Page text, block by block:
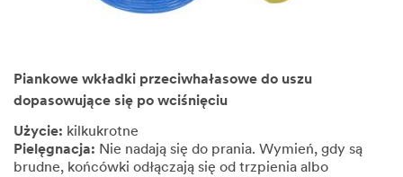
Piankowe wkładki przeciwhałasowe do uszu
dopasowujące się po wciśnięciu
Użycie: kilkukrotne
Pielęgnacja: Nie nadają się do prania. Wymień, gdy są
brudne, końcówki odłączają się od trzpienia albo